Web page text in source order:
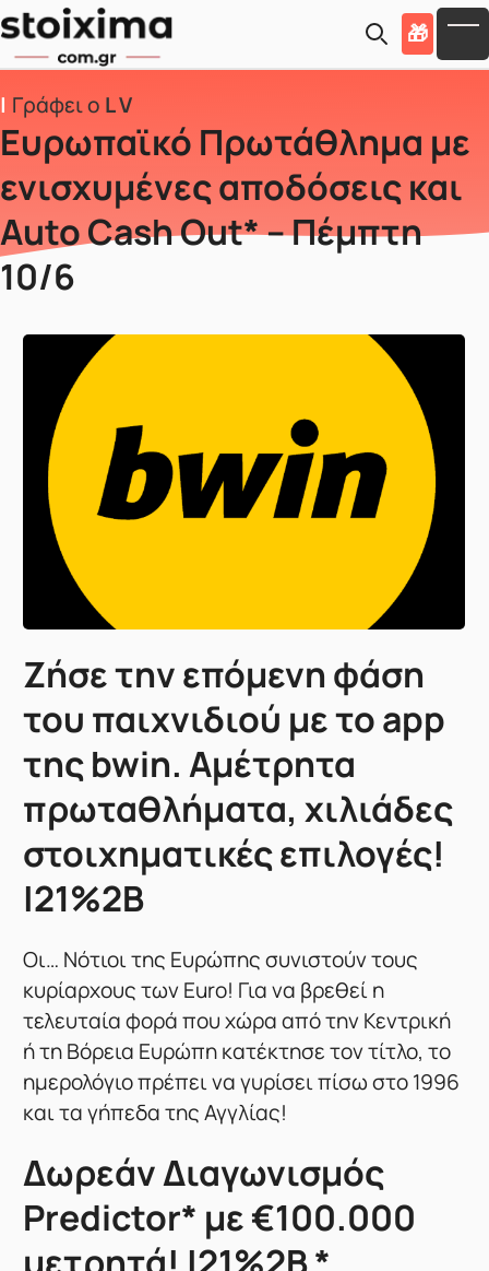
Skip to main content
🎁
Γράφει ο L V
Ευρωπαϊκό Πρωτάθλημα με
ενισχυμένες αποδόσεις και
Auto Cash Out* – Πέμπτη
10/6
Ζήσε την επόμενη φάση
του παιχνιδιού με το app
της bwin. Αμέτρητα
πρωταθλήματα, χιλιάδες
στοιχηματικές επιλογές!
|21%2B
Oι… Νότιοι της Ευρώπης συνιστούν τους
κυρίαρχους των Euro! Για να βρεθεί η
τελευταία φορά που χώρα από την Κεντρική
ή τη Βόρεια Ευρώπη κατέκτησε τον τίτλο, το
ημερολόγιο πρέπει να γυρίσει πίσω στο 1996
και τα γήπεδα της Αγγλίας!
Δωρεάν Διαγωνισμός
Predictor* με €100.000